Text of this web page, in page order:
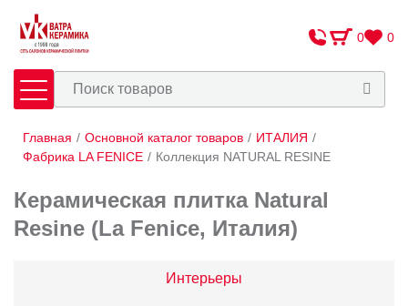
0 0
Плитка Сантехника
Оплата и доставка
Сотрудничество
Главная / Основной каталог товаров / ИТАЛИЯ /
Фабрика LA FENICE / Коллекция NATURAL RESINE
Керамическая плитка Natural
Resine (La Fenice, Италия)
Интерьеры